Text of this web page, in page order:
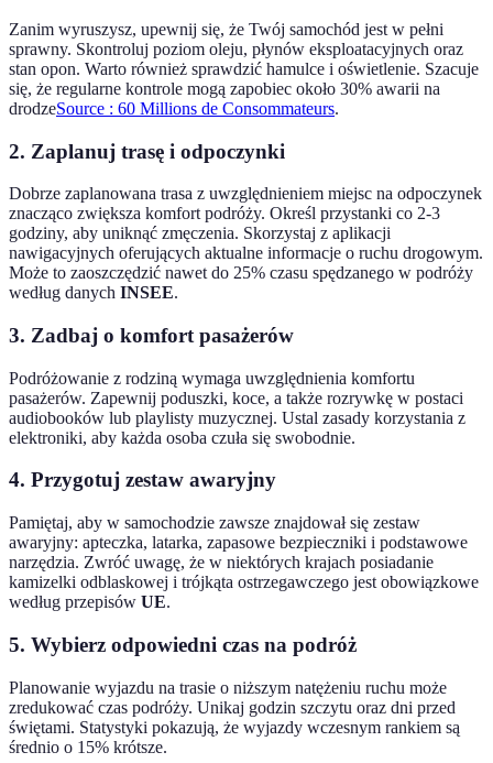
Zanim wyruszysz, upewnij się, że Twój samochód jest w pełni
sprawny. Skontroluj poziom oleju, płynów eksploatacyjnych oraz
stan opon. Warto również sprawdzić hamulce i oświetlenie. Szacuje
się, że regularne kontrole mogą zapobiec około 30% awarii na
drodzeSource : 60 Millions de Consommateurs.
2. Zaplanuj trasę i odpoczynki
Dobrze zaplanowana trasa z uwzględnieniem miejsc na odpoczynek
znacząco zwiększa komfort podróży. Określ przystanki co 2-3
godziny, aby uniknąć zmęczenia. Skorzystaj z aplikacji
nawigacyjnych oferujących aktualne informacje o ruchu drogowym.
Może to zaoszczędzić nawet do 25% czasu spędzanego w podróży
według danych INSEE.
3. Zadbaj o komfort pasażerów
Podróżowanie z rodziną wymaga uwzględnienia komfortu
pasażerów. Zapewnij poduszki, koce, a także rozrywkę w postaci
audiobooków lub playlisty muzycznej. Ustal zasady korzystania z
elektroniki, aby każda osoba czuła się swobodnie.
4. Przygotuj zestaw awaryjny
Pamiętaj, aby w samochodzie zawsze znajdował się zestaw
awaryjny: apteczka, latarka, zapasowe bezpieczniki i podstawowe
narzędzia. Zwróć uwagę, że w niektórych krajach posiadanie
kamizelki odblaskowej i trójkąta ostrzegawczego jest obowiązkowe
według przepisów UE.
5. Wybierz odpowiedni czas na podróż
Planowanie wyjazdu na trasie o niższym natężeniu ruchu może
zredukować czas podróży. Unikaj godzin szczytu oraz dni przed
świętami. Statystyki pokazują, że wyjazdy wczesnym rankiem są
średnio o 15% krótsze.